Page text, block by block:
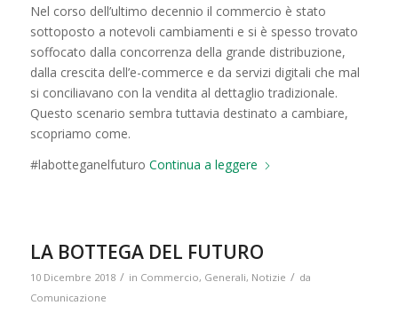
Nel corso dell’ultimo decennio il commercio è stato
sottoposto a notevoli cambiamenti e si è spesso trovato
soffocato dalla concorrenza della grande distribuzione,
dalla crescita dell’e-commerce e da servizi digitali che mal
si conciliavano con la vendita al dettaglio tradizionale.
Questo scenario sembra tuttavia destinato a cambiare,
scopriamo come.
#labotteganelfuturo Continua a leggere
LA BOTTEGA DEL FUTURO
10 Dicembre 2018 / in Commercio, Generali, Notizie / da
Comunicazione